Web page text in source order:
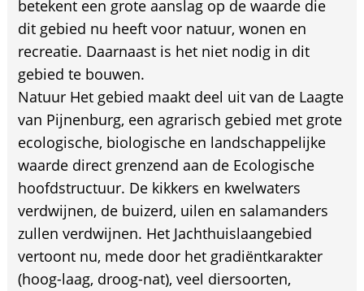
betekent een grote aanslag op de waarde die
dit gebied nu heeft voor natuur, wonen en
recreatie. Daarnaast is het niet nodig in dit
gebied te bouwen.
Natuur Het gebied maakt deel uit van de Laagte
van Pijnenburg, een agrarisch gebied met grote
ecologische, biologische en landschappelijke
waarde direct grenzend aan de Ecologische
hoofdstructuur. De kikkers en kwelwaters
verdwijnen, de buizerd, uilen en salamanders
zullen verdwijnen. Het Jachthuislaangebied
vertoont nu, mede door het gradiëntkarakter
(hoog-laag, droog-nat), veel diersoorten,